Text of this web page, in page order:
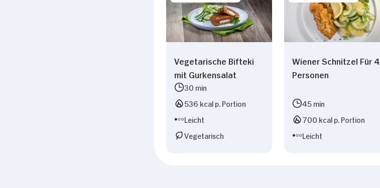
Vegetarische Bifteki
mit Gurkensalat
30 min
536 kcal p. Portion
Leicht
Vegetarisch
Wiener Schnitzel Für 4
Personen
45 min
700 kcal p. Portion
Leicht